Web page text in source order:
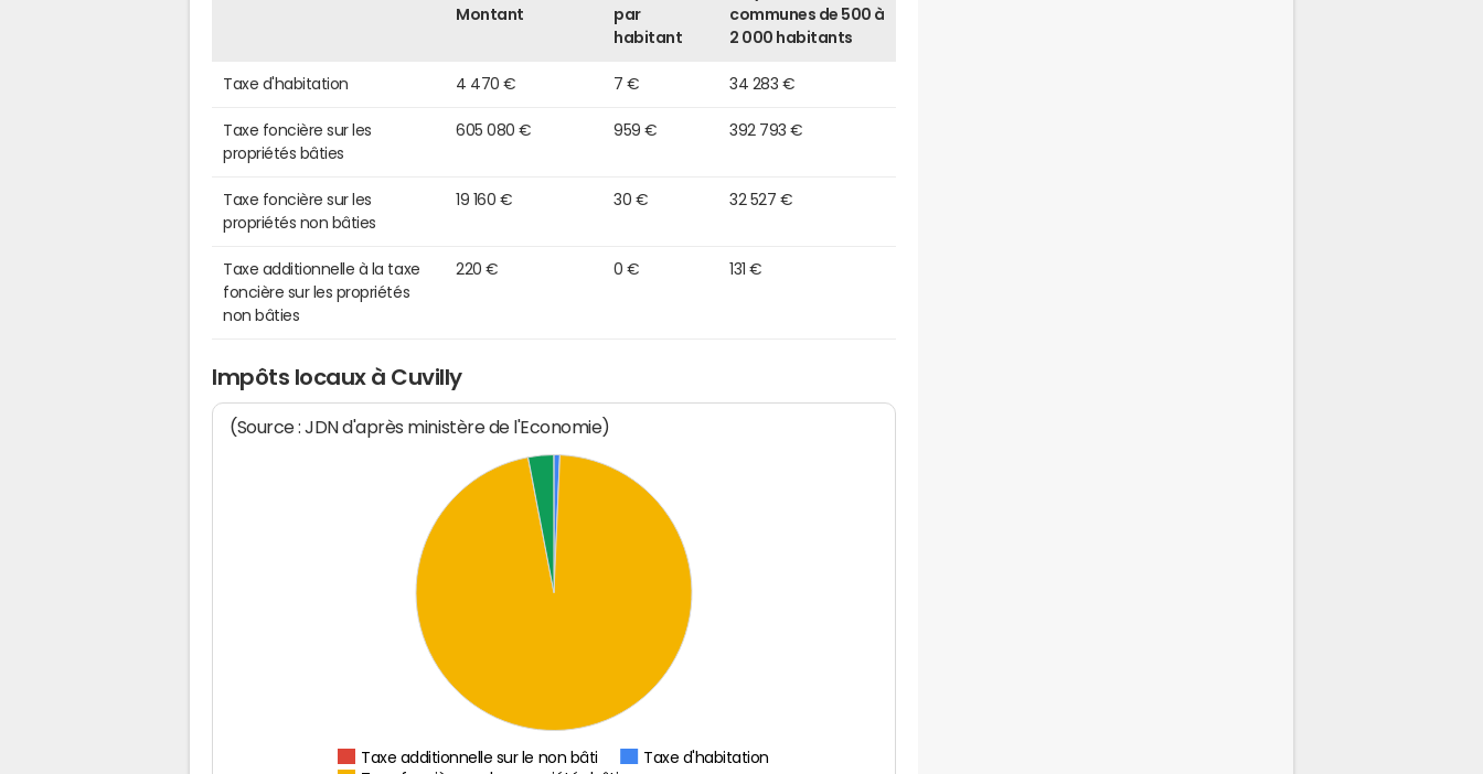
Montant
par
habitant
communes de 500 à
2 000 habitants
Taxe d'habitation 4 470 € 7 € 34 283 €
Taxe foncière sur les
propriétés bâties
605 080 € 959 € 392 793 €
Taxe foncière sur les
propriétés non bâties
19 160 € 30 € 32 527 €
Taxe additionnelle à la taxe
foncière sur les propriétés
non bâties
220 € 0 € 131 €
Impôts locaux à Cuvilly
(Source : JDN d'après ministère de l'Economie)
Taxe additionnelle sur le non bâti Taxe d'habitation